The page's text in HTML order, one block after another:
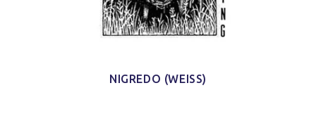
NIGREDO (WEISS)